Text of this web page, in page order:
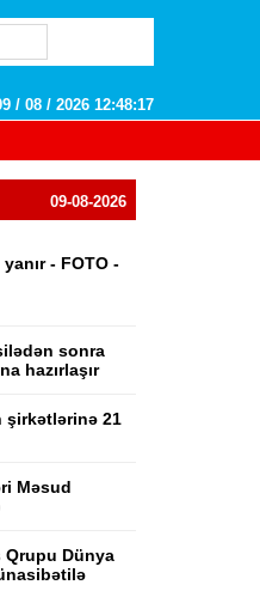
/ 08 / 2026 12:48:18
09-08-2026
- FOTO -
sonra
hazırlaşır
şirkətlərinə 21
Məsud
Qrupu Dünya